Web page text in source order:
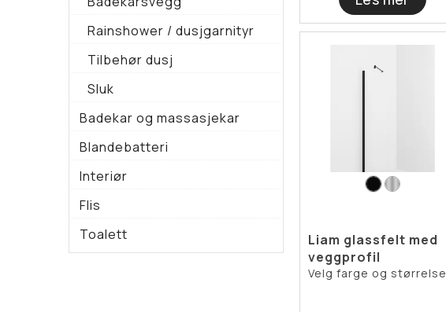
Rainshower / dusjgarnityr
Tilbehør dusj
Sluk
Badekar og massasjekar
Blandebatteri
Interiør
Flis
Toalett
Liam glassfelt med
veggprofil
Velg farge og størrelse